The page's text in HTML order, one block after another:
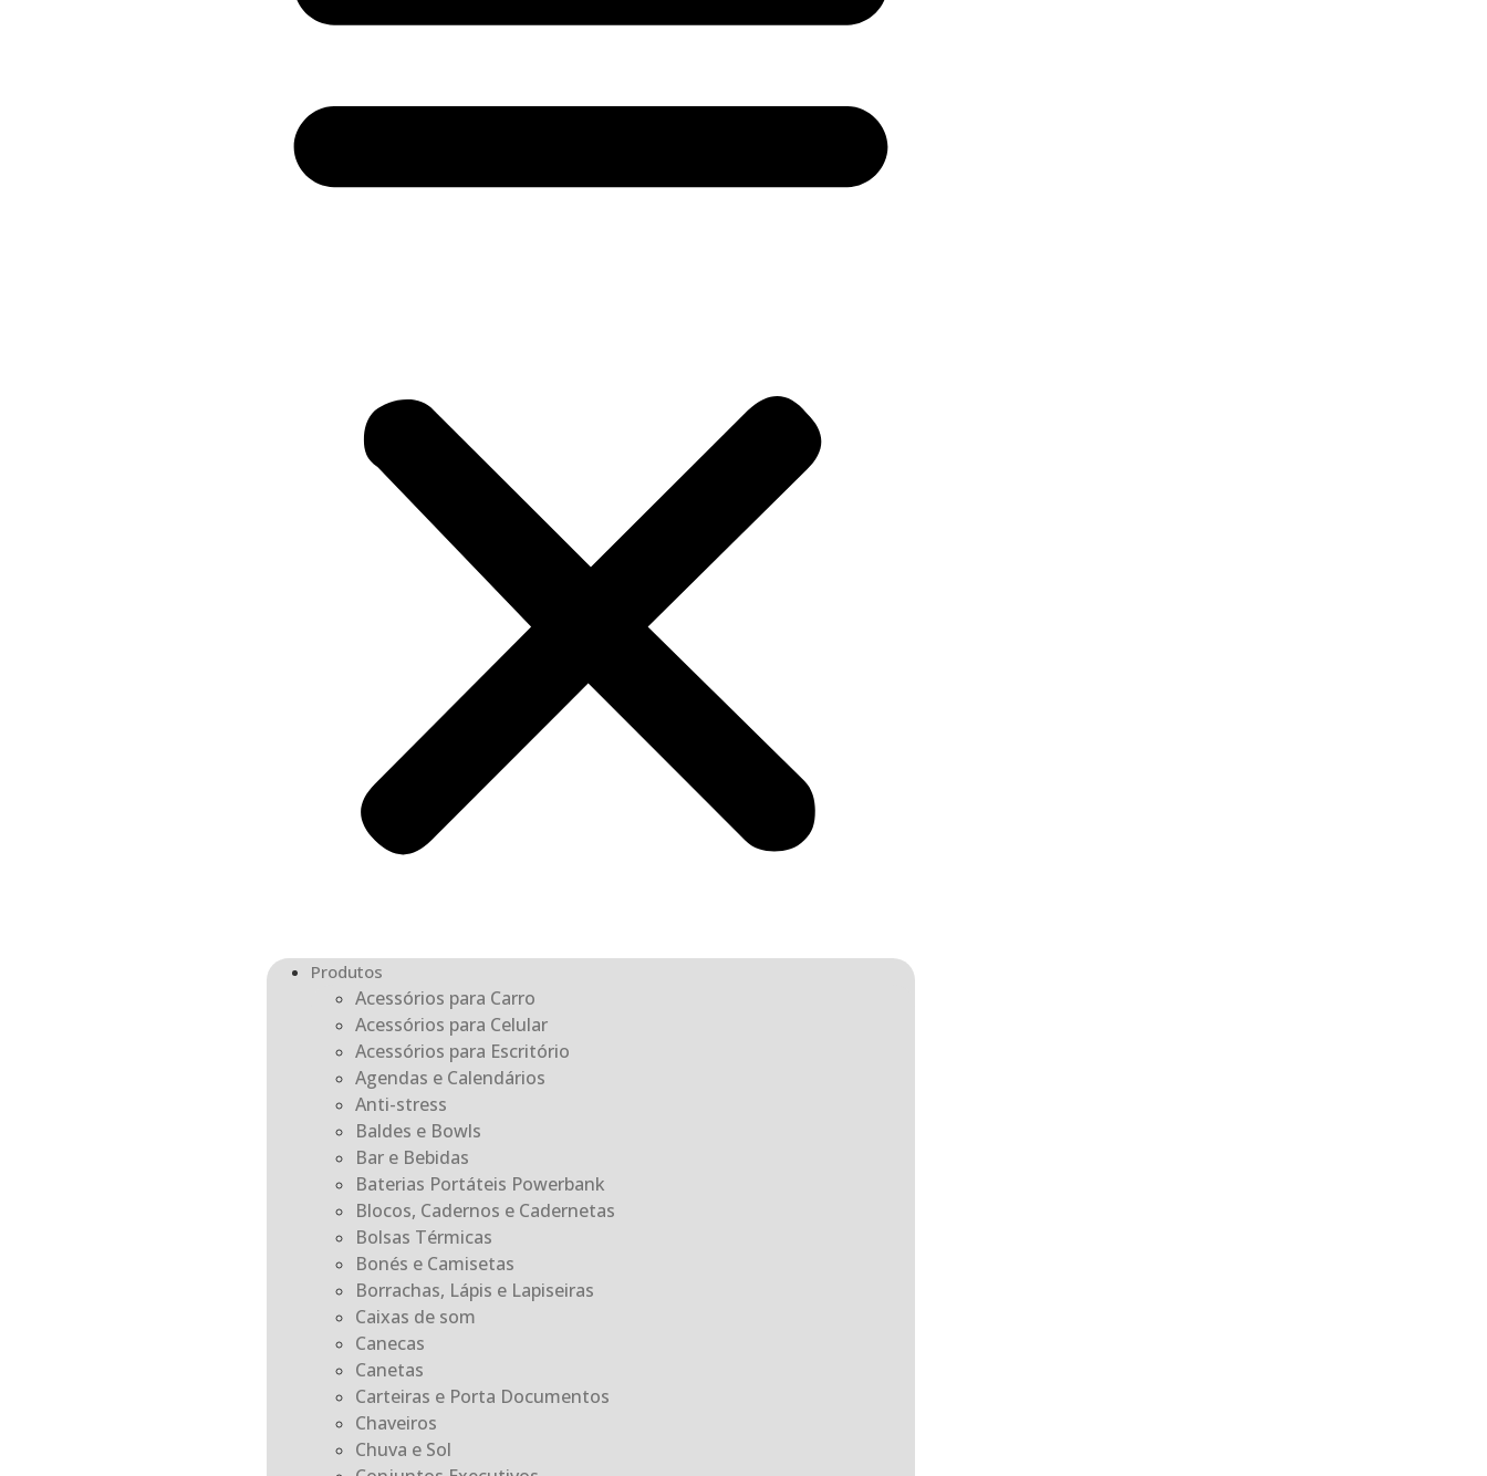
Produtos
Acessórios para Carro
Acessórios para Celular
Acessórios para Escritório
Agendas e Calendários
Anti-stress
Baldes e Bowls
Bar e Bebidas
Baterias Portáteis Powerbank
Blocos, Cadernos e Cadernetas
Bolsas Térmicas
Bonés e Camisetas
Borrachas, Lápis e Lapiseiras
Caixas de som
Canecas
Canetas
Carteiras e Porta Documentos
Chaveiros
Chuva e Sol